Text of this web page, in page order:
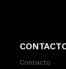
Contacto